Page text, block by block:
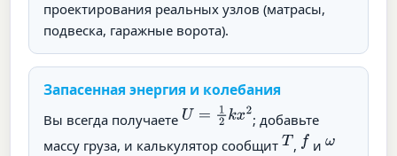
проектирования реальных узлов (матрасы,
подвеска, гаражные ворота).
Запасенная энергия и колебания
Вы всегда получаете U=12 kx2
; добавьте
массу груза, и калькулятор сообщитT , f и ω